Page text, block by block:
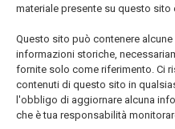
materiale presente su questo sito
Questo sito può contenere
informazioni storiche,
fornite solo come riferimento. Ci
contenuti di questo sito in
l'obbligo di aggiornare alcuna
che è tua responsabilità